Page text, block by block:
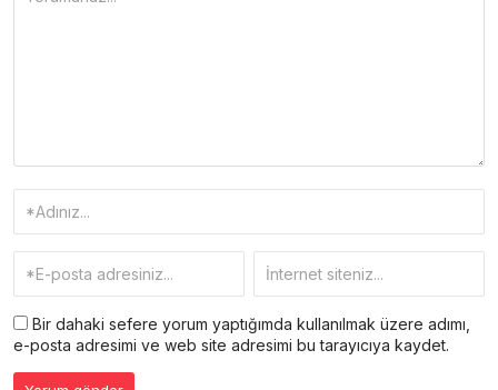
Bir dahaki sefere yorum yaptığımda kullanılmak üzere adımı,
e-posta adresimi ve web site adresimi bu tarayıcıya kaydet.